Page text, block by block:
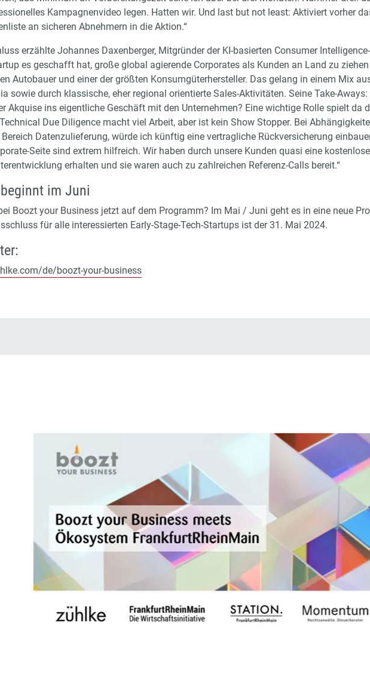
Kampagnenvideo legen. Hatten wir. Und last but not least: Aktiviert vorher
an sicheren Abnehmern in die Aktion.“
erzählte Johannes Daxenberger, Mitgründer der KI-basierten Consumer
es geschafft hat, große global agierende Corporates als Kunden an Land zu
Autobauer und einer der größten Konsumgüterhersteller. Das gelang in einem Mix
sowie durch klassische, eher regional orientierte Sales-Aktivitäten. Seine Take-
Akquise ins eigentliche Geschäft mit den Unternehmen? Eine wichtige Rolle spielt da
Due Diligence macht viel Arbeit, aber ist kein Show Stopper. Bei
Datenzulieferung, würde ich künftig eine vertragliche Rückversicherung
Seite sind extrem hilfreich. Wir haben durch unsere Kunden quasi eine kostenlose
erhalten und sie waren auch zu zahlreichen Referenz-Calls bereit.“
im Juni
Boozt your Business jetzt auf dem Programm? Im Mai / Juni geht es in eine neue
für alle interessierten Early-Stage-Tech-Startups ist der 31. Mai 2024.
de/boozt-your-business